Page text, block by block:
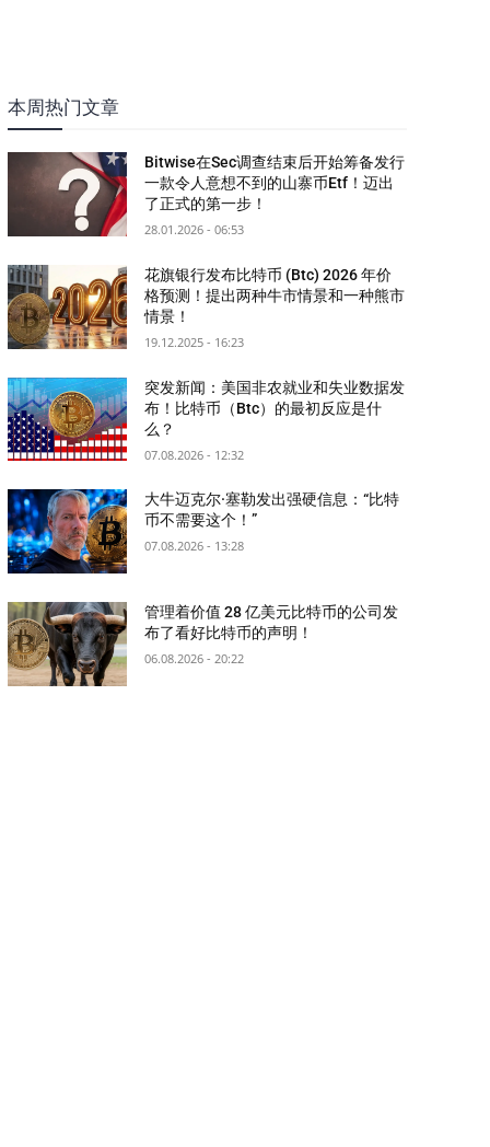
本周热门文章
Bitwise在Sec调查结束后开始筹备发行
一款令人意想不到的山寨币Etf！迈出
了正式的第一步！
28.01.2026 - 06:53
花旗银行发布比特币 (Btc) 2026 年价
格预测！提出两种牛市情景和一种熊市
情景！
19.12.2025 - 16:23
突发新闻：美国非农就业和失业数据发
布！比特币（Btc）的最初反应是什
么？
07.08.2026 - 12:32
大牛迈克尔·塞勒发出强硬信息：“比特
币不需要这个！”
07.08.2026 - 13:28
管理着价值 28 亿美元比特币的公司发
布了看好比特币的声明！
06.08.2026 - 20:22